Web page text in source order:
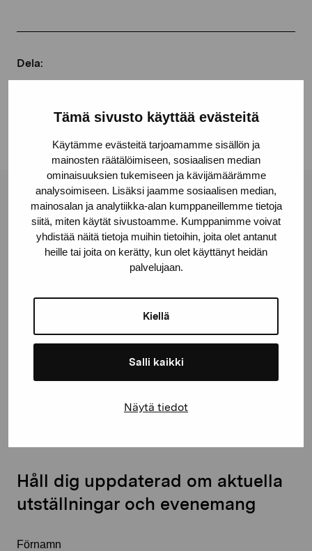
Tämä sivusto käyttää evästeitä
Käytämme evästeitä tarjoamamme sisällön ja
mainosten räätälöimiseen, sosiaalisen median
ominaisuuksien tukemiseen ja kävijämäärämme
analysoimiseen. Lisäksi jaamme sosiaalisen median,
mainosalan ja analytiikka-alan kumppaneillemme tietoja
siitä, miten käytät sivustoamme. Kumppanimme voivat
yhdistää näitä tietoja muihin tietoihin, joita olet antanut
heille tai joita on kerätty, kun olet käyttänyt heidän
palvelujaan.
Kiellä
Salli kaikki
Näytä tiedot
Dela:
Linkedin
Stiftelsen Pro Artibus
Gustav Wasas gata 11
Håll dig uppdaterad om aktuella
utställningar och evenemang
Förnamn